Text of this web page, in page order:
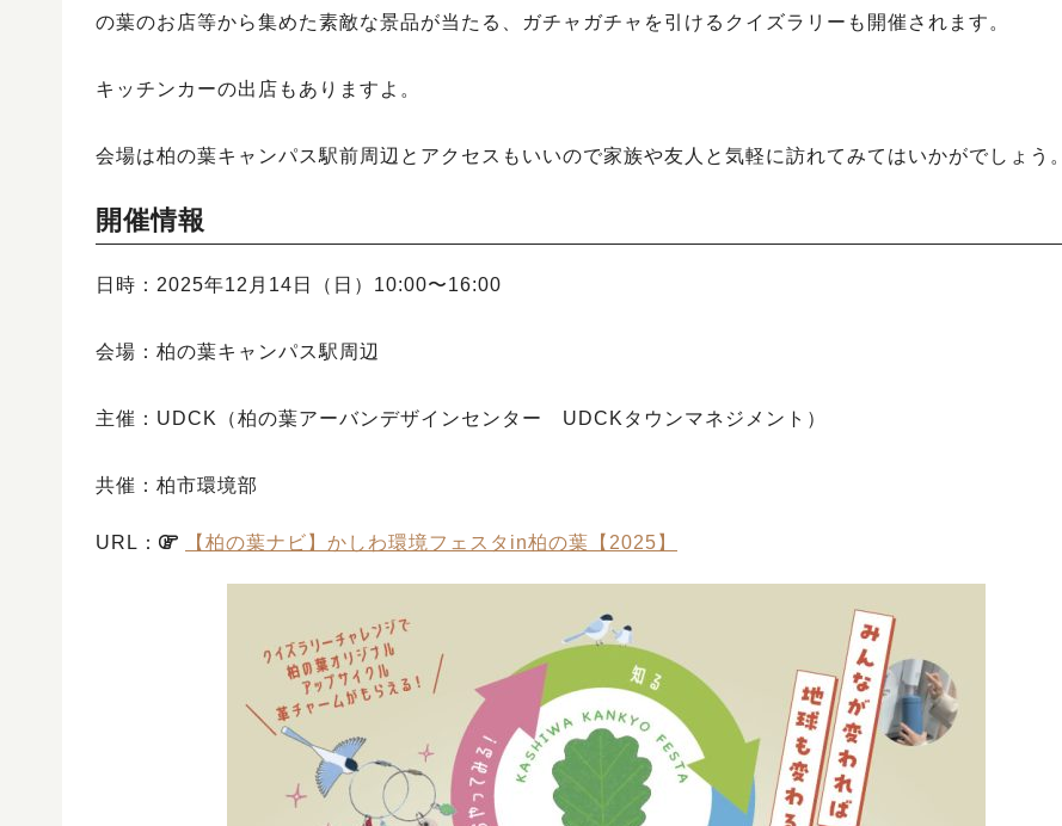
の葉のお店等から集めた素敵な景品が当たる、ガチャガチャを引けるクイズラリーも開催されます。
キッチンカーの出店もありますよ。
会場は柏の葉キャンパス駅前周辺とアクセスもいいので家族や友人と気軽に訪れてみてはいかがでしょう。
開催情報
日時：2025年12月14日（日）10:00〜16:00
会場：柏の葉キャンパス駅周辺
主催：UDCK（柏の葉アーバンデザインセンター UDCKタウンマネジメント）
共催：柏市環境部
URL： 【柏の葉ナビ】かしわ環境フェスタin柏の葉【2025】